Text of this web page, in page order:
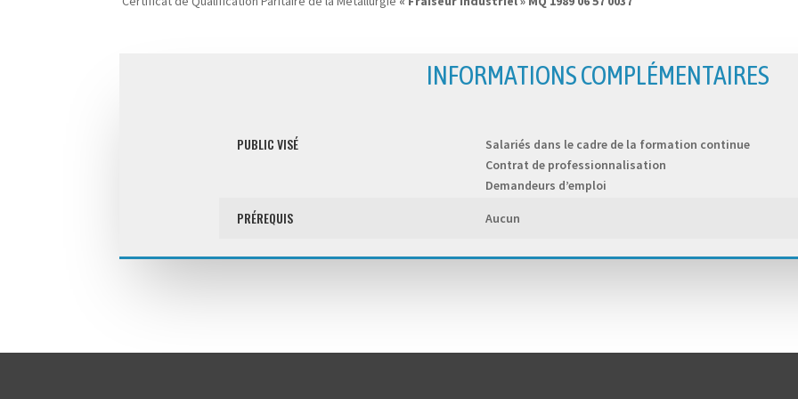
INFORMATIONS COMPLÉMENTAIRES
PUBLIC VISÉ
Salariés dans le cadre de la formation continue
Contrat de professionnalisation
Demandeurs d’emploi
PRÉREQUIS Aucun